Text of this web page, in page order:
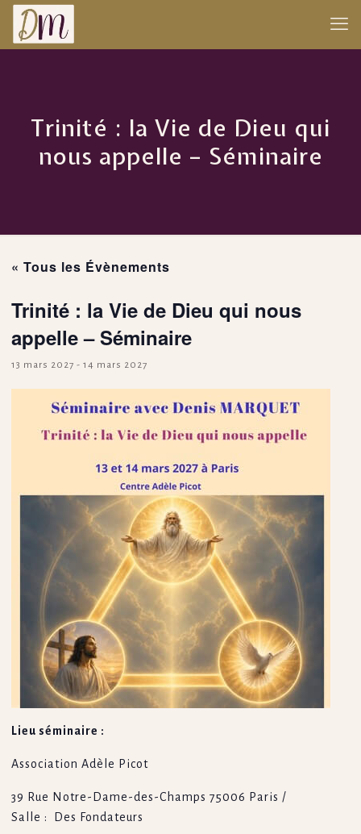
Trinité : la Vie de Dieu qui
nous appelle – Séminaire
« Tous les Évènements
Trinité : la Vie de Dieu qui nous
appelle – Séminaire
13 mars 2027 -14 mars 2027
Lieu séminaire :
Association Adèle Picot
39 Rue Notre-Dame-des-Champs 75006 Paris /
Salle : Des Fondateurs